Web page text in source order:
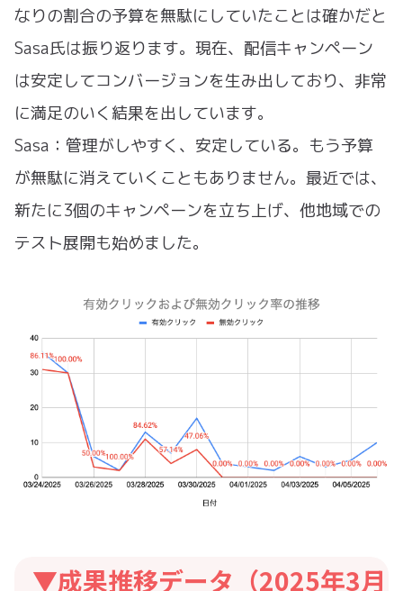
なりの割合の予算を無駄にしていたことは確かだと
Sasa氏は振り返ります。現在、配信キャンペーン
は安定してコンバージョンを生み出しており、非常
に満足のいく結果を出しています。
Sasa：管理がしやすく、安定している。もう予算
が無駄に消えていくこともありません。最近では、
新たに3個のキャンペーンを立ち上げ、他地域での
テスト展開も始めました。
▼成果推移データ（2025年3月